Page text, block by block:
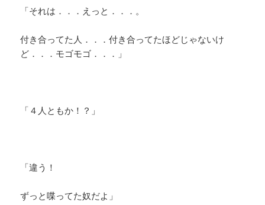
「それは．．．えっと．．．。
付き合ってた人．．．付き合ってたほどじゃないけ
ど．．．モゴモゴ．．．」
「４人ともか！？」
「違う！
ずっと喋ってた奴だよ」